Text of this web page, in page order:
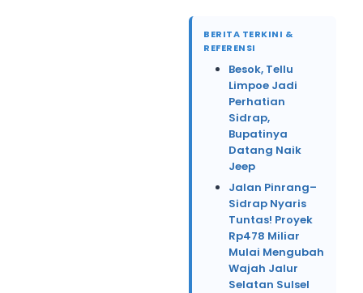
BERITA TERKINI &
REFERENSI
Besok, Tellu
Limpoe Jadi
Perhatian
Sidrap,
Bupatinya
Datang Naik
Jeep
Jalan Pinrang–
Sidrap Nyaris
Tuntas! Proyek
Rp478 Miliar
Mulai Mengubah
Wajah Jalur
Selatan Sulsel